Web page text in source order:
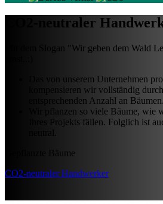
CO2-neutraler
Mit dem Slogan "Wir geben dem Wald
Das von unserem Unternehmen
kompensieren wir vollständig
entsprechenden Anzahl an Bäumen.
Wir pflanzen so viele Bäume, wie
Ihres Projekts fällen. Folglich ist
Gepflanzte Bäume
CO2-neutraler Handwerker